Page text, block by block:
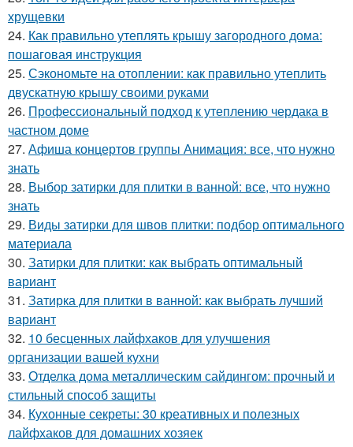
хрущевки
24. Как правильно утеплять крышу загородного дома:
пошаговая инструкция
25. Сэкономьте на отоплении: как правильно утеплить
двускатную крышу своими руками
26. Профессиональный подход к утеплению чердака в
частном доме
27. Афиша концертов группы Анимация: все, что нужно
знать
28. Выбор затирки для плитки в ванной: все, что нужно
знать
29. Виды затирки для швов плитки: подбор оптимального
материала
30. Затирки для плитки: как выбрать оптимальный
вариант
31. Затирка для плитки в ванной: как выбрать лучший
вариант
32. 10 бесценных лайфхаков для улучшения
организации вашей кухни
33. Отделка дома металлическим сайдингом: прочный и
стильный способ защиты
34. Кухонные секреты: 30 креативных и полезных
лайфхаков для домашних хозяек